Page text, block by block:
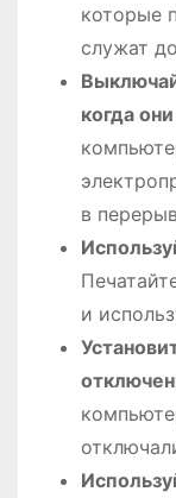
которые
служат
когда
в
и